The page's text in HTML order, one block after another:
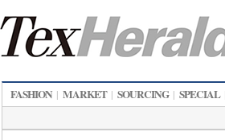
FASHION | MARKET | SOURCING | SPECIAL